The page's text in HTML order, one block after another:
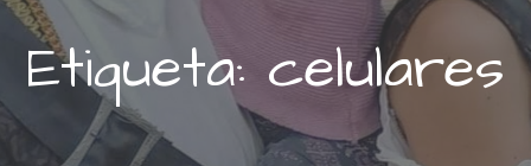
Etiqueta: celulares